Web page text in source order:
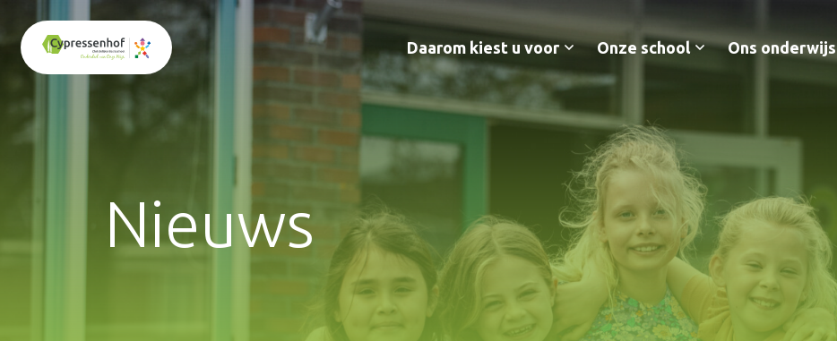
Daarom kiest u voor Onze school Ons onderwijs
Nieuws